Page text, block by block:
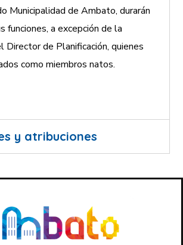
Municipalidad de Ambato, durarán
funciones, a excepción de la
Director de Planificación, quienes
como miembros natos.
y atribuciones